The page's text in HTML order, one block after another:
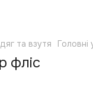
та взутя Головні
фліс